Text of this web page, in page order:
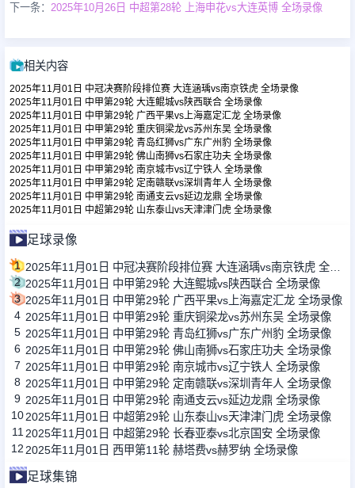
足球集锦
篮球集锦
足球新闻
篮球新闻
下一条： 2025年10月26日 中超第28轮 上海申花vs大连英博 全场录像
相关内容
2025年11月01日 中冠决赛阶段排位赛 大连涵瑀vs南京铁虎 全场录像
2025年11月01日 中甲第29轮 大连鲲城vs陕西联合 全场录像
2025年11月01日 中甲第29轮 广西平果vs上海嘉定汇龙 全场录像
2025年11月01日 中甲第29轮 重庆铜梁龙vs苏州东吴 全场录像
2025年11月01日 中甲第29轮 青岛红狮vs广东广州豹 全场录像
2025年11月01日 中甲第29轮 佛山南狮vs石家庄功夫 全场录像
2025年11月01日 中甲第29轮 南京城市vs辽宁铁人 全场录像
2025年11月01日 中甲第29轮 定南赣联vs深圳青年人 全场录像
2025年11月01日 中甲第29轮 南通支云vs延边龙鼎 全场录像
2025年11月01日 中超第29轮 山东泰山vs天津津门虎 全场录像
足球录像
1
2 2025年11月01日 中甲第29轮 大连鲲城vs陕西联合 全场录像
3 2025年11月01日 中甲第29轮 广西平果vs上海嘉定汇龙 全场录像
4 2025年11月01日 中甲第29轮 重庆铜梁龙vs苏州东吴 全场录像
5 2025年11月01日 中甲第29轮 青岛红狮vs广东广州豹 全场录像
6 2025年11月01日 中甲第29轮 佛山南狮vs石家庄功夫 全场录像
7 2025年11月01日 中甲第29轮 南京城市vs辽宁铁人 全场录像
8 2025年11月01日 中甲第29轮 定南赣联vs深圳青年人 全场录像
9 2025年11月01日 中甲第29轮 南通支云vs延边龙鼎 全场录像
102025年11月01日 中超第29轮 山东泰山vs天津津门虎 全场录像
11 2025年11月01日 中超第29轮 长春亚泰vs北京国安 全场录像
12 2025年11月01日 西甲第11轮 赫塔费vs赫罗纳 全场录像
足球集锦